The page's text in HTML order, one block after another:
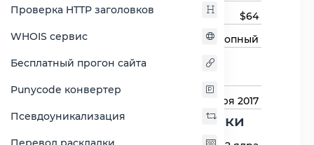
Проверка HTTP заголовков
WHOIS сервис
Бесплатный прогон сайта
Punycode конвертер
Псевдоуникализация
Цена на момент выхода
$64
Тип процессора
Десктопный
НазначениеДля настольных
3 января 2017
Основные харктеристики